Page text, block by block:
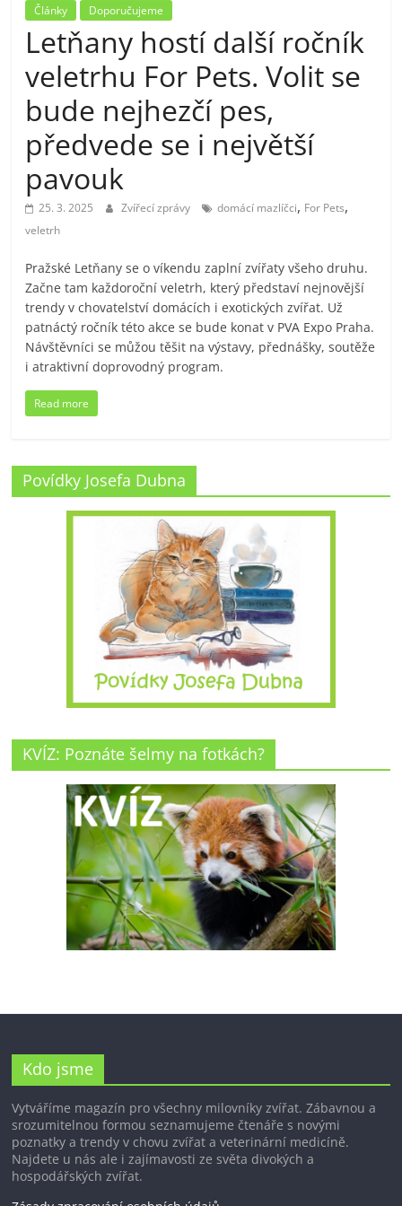
Články Doporučujeme
Letňany hostí další ročník
veletrhu For Pets. Volit se
bude nejhezčí pes,
předvede se i největší
pavouk
25. 3. 2025 Zvířecí zprávy domácí mazlíčci, For Pets,
veletrh
Pražské Letňany se o víkendu zaplní zvířaty všeho druhu.
Začne tam každoroční veletrh, který představí nejnovější
trendy v chovatelství domácích i exotických zvířat. Už
patnáctý ročník této akce se bude konat v PVA Expo Praha.
Návštěvníci se můžou těšit na výstavy, přednášky, soutěže
i atraktivní doprovodný program.
Read more
Povídky Josefa Dubna
KVÍZ: Poznáte šelmy na fotkách?
Kdo jsme
Vytváříme magazín pro všechny milovníky zvířat. Zábavnou a
srozumitelnou formou seznamujeme čtenáře s novými
poznatky a trendy v chovu zvířat a veterinární medicíně.
Najdete u nás ale i zajímavosti ze světa divokých a
hospodářských zvířat.